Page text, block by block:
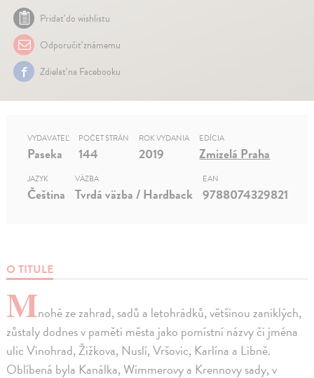
Pridať do wishlistu
Odporučiť známemu
Zdielať na Facebooku
O TITULE
Mnohé ze zahrad, sadů a letohrádků, většinou zaniklých,
zůstaly dodnes v paměti města jako pomístní názvy či jména
ulic Vinohrad, Žižkova, Nuslí, Vršovic, Karlína a Libně.
Oblíbená byla Kanálka, Wimmerovy a Krennovy sady, v
VYDAVATEĽ
Paseka
POČET STRÁN
144
ROK VYDANIA
2019
EDÍCIA
Zmizelá Praha
JAZYK
Čeština
VÄZBA
Tvrdá väzba / Hardback
EAN
9788074329821